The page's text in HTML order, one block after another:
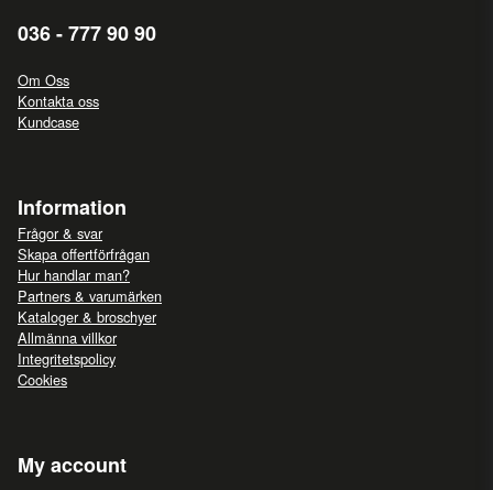
036 - 777 90 90
Om Oss
Kontakta oss
Kundcase
Information
Frågor & svar
Skapa offertförfrågan
Hur handlar man?
Partners & varumärken
Kataloger & broschyer
Allmänna villkor
Integritetspolicy
Cookies
My account